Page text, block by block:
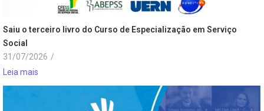
Saiu o terceiro livro do Curso de Especialização em Serviço
Social
31/07/2026 /
Leia mais